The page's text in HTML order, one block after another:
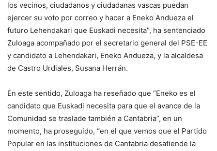
los vecinos, ciudadanos y ciudadanas vascas puedan
ejercer su voto por correo y hacer a Eneko Andueza el
futuro Lehendakari que Euskadi necesita”, ha sentenciado
Zuloaga acompañado por el secretario general del PSE-EE
y candidato a Lehendakari, Eneko Andueza, y la alcaldesa
de Castro Urdiales, Susana Herrán.
En este sentido, Zuloaga ha reseñado que “Eneko es el
candidato que Euskadi necesita para que el avance de la
Comunidad se traslade también a Cantabria”, en un
momento, ha proseguido, “en el que vemos que el Partido
Popular en las instituciones de Cantabria desatiende la